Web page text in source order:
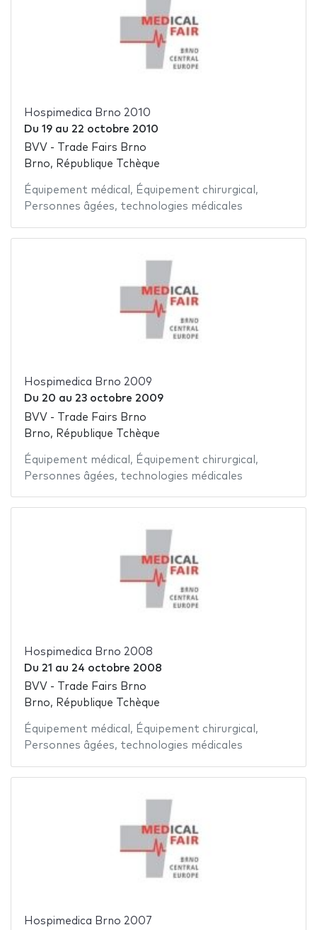
Hospimedica Brno 2010
Du 19au 22 octobre 2010
BVV - Trade Fairs Brno
Brno, République Tchèque
Équipement médical , Équipement chirurgical ,
Personnes âgées, technologies médicales
Hospimedica Brno 2009
Du 20 au 23 octobre 2009
BVV - Trade Fairs Brno
Brno, République Tchèque
Équipement médical , Équipement chirurgical ,
Personnes âgées, technologies médicales
Hospimedica Brno 2008
Du 21 au 24 octobre 2008
BVV - Trade Fairs Brno
Brno, République Tchèque
Équipement médical , Équipement chirurgical ,
Personnes âgées, technologies médicales
Hospimedica Brno 2007